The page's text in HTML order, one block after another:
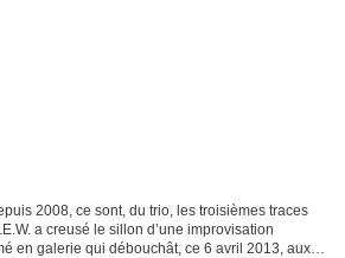
2008, ce sont, du trio, les troisièmes traces
a creusé le sillon d’une improvisation
en galerie qui débouchât, ce 6 avril 2013, aux